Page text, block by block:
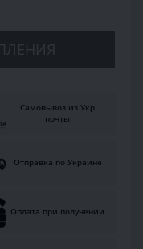
Самовывоз из Укр
почты
Отправка по Украине
Оплата при получении